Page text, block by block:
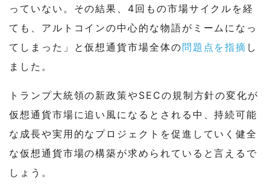
っていない。その結果、4回もの市場サイクルを経
ても、アルトコインの中心的な物語がミームになっ
てしまった」と仮想通貨市場全体の問題点を指摘 し
ました。
トランプ大統領の新政策やSECの規制方針の変化が
仮想通貨市場に追い風になるとされる中、持続可能
な成長や実用的なプロジェクトを促進していく健全
な仮想通貨市場の構築が求められていると言えるで
しょう。